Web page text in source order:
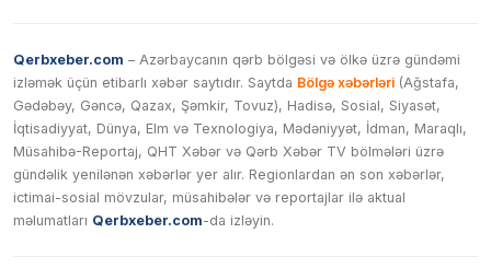
Qerbxeber.com – Azərbaycanın qərb bölgəsi və ölkə üzrə gündəmi
izləmək üçün etibarlı xəbər saytıdır. Saytda Bölgə xəbərləri (Ağstafa,
Gədəbəy, Gəncə, Qazax, Şəmkir, Tovuz), Hadisə, Sosial, Siyasət,
İqtisadiyyat, Dünya, Elm və Texnologiya, Mədəniyyət, İdman, Maraqlı,
Müsahibə-Reportaj, QHT Xəbər və Qərb Xəbər TV bölmələri üzrə
gündəlik yenilənən xəbərlər yer alır. Regionlardan ən son xəbərlər,
ictimai-sosial mövzular, müsahibələr və reportajlar ilə aktual
məlumatları Qerbxeber.com-da izləyin.